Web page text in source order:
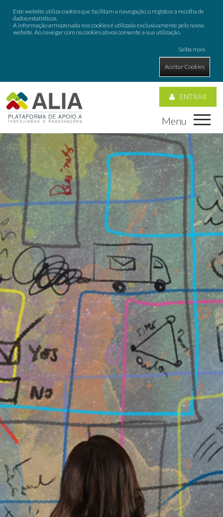
Este website utiliza cookies que facilitam a navegação, o registo e a recolha de
dados estatísticos.
A informação armazenada nos cookies é utilizada exclusivamente pelo nosso
website. Ao navegar com os cookies ativos consente a sua utilização.
Saiba mais
Aceitar Cookies
ENTRAR
Menu